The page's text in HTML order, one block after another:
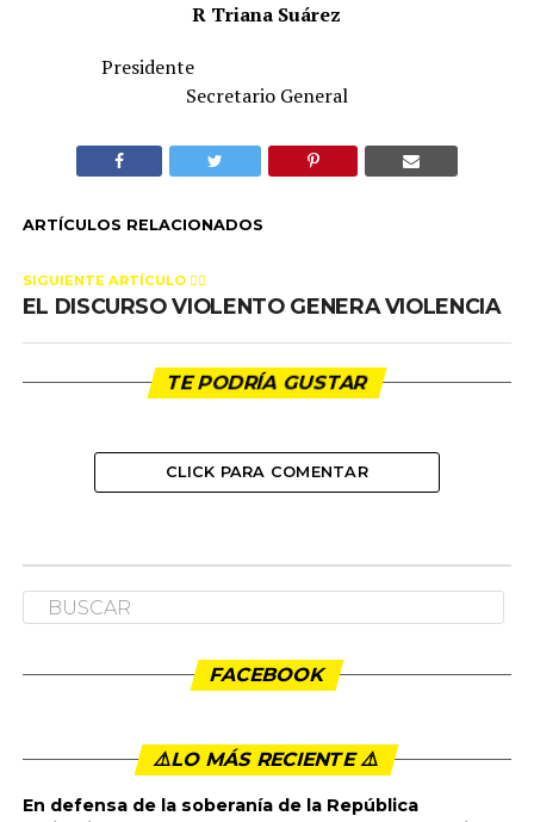
R Triana Suárez
Presidente
Secretario General
ARTÍCULOS RELACIONADOS
SIGUIENTE ARTÍCULO 👈🏻
EL DISCURSO VIOLENTO GENERA VIOLENCIA
TE PODRÍA GUSTAR
CLICK PARA COMENTAR
TITULARES
EL DISCURSO VIOLENTO GENERA
El martes pasado, 51 congresistas sesionamos en
audiencia especial en Santander de Quilichao, Cauca,
para repudiar la ola de asesinatos desatada sobre las